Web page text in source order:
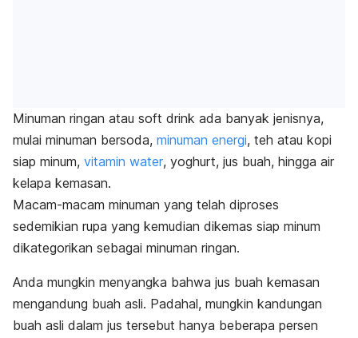
Minuman ringan atau soft drink ada banyak jenisnya,
mulai minuman bersoda, minuman energi, teh atau kopi
siap minum, vitamin water, yoghurt, jus buah, hingga air
kelapa kemasan.
Macam-macam minuman yang telah diproses
sedemikian rupa yang kemudian dikemas siap minum
dikategorikan sebagai minuman ringan.
Anda mungkin menyangka bahwa jus buah kemasan
mengandung buah asli. Padahal, mungkin kandungan
buah asli dalam jus tersebut hanya beberapa persen